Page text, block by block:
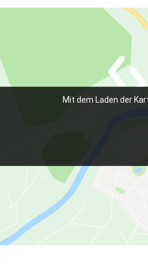
Mit dem Laden der